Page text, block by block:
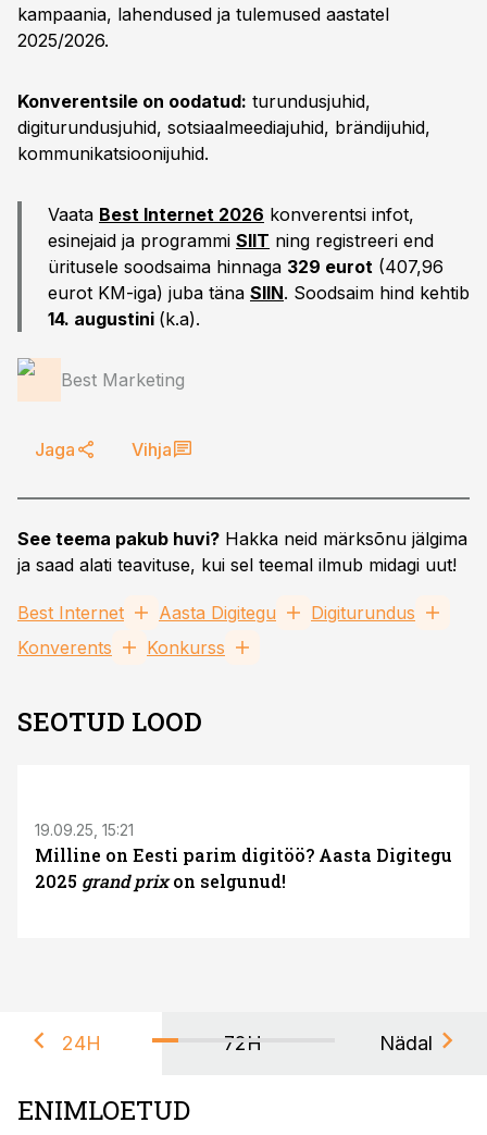
kampaania, lahendused ja tulemused aastatel
2025/2026.
Konverentsile on oodatud: turundusjuhid,
digiturundusjuhid, sotsiaalmeediajuhid, brändijuhid,
kommunikatsioonijuhid.
Vaata Best Internet 2026 konverentsi infot,
esinejaid ja programmi SIIT ning registreeri end
üritusele soodsaima hinnaga 329 eurot (407,96
eurot KM-iga) juba täna SIIN. Soodsaim hind kehtib
14. augustini (k.a).
Best Marketing
Jaga Vihja
See teema pakub huvi? Hakka neid märksõnu jälgima
ja saad alati teavituse, kui sel teemal ilmub midagi uut!
Best Internet Aasta Digitegu
Digiturundus
Konverents
Konkurss
SEOTUD LOOD
19.09.25, 15:21
Milline on Eesti parim digitöö? Aasta Digitegu
2025 grand prixon selgunud!
24H 72H Nädal
ENIMLOETUD